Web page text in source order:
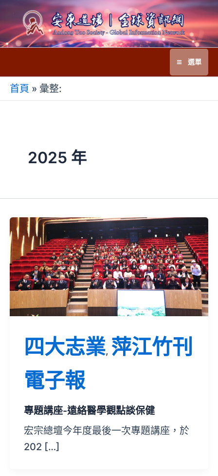
至
主
Main
選單
首頁 » 彙整:
2025 年
四大志業, 萍江竹刊
電子報
專題講座-遠絡醫學觀點談保健
宏宗總壇今年度最後一次專題講座，於
202 […]